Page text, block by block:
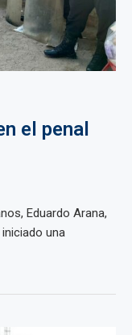
el penal
Eduardo Arana,
una